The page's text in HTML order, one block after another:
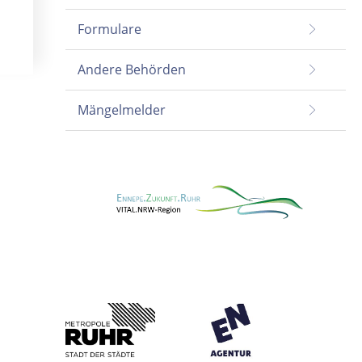
Formulare
Andere Behörden
Mängelmelder